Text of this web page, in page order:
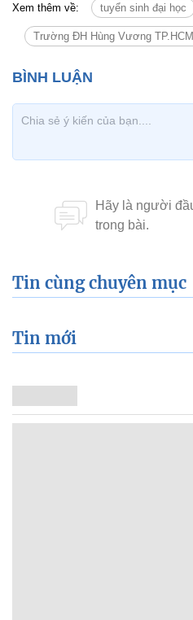
Xem thêm về: tuyển sinh đại học
Trường ĐH Hùng Vương TP.HCM
Tin cùng chuyên mục
Tin mới